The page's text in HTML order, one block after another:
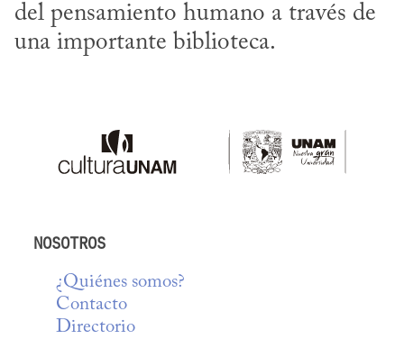
del pensamiento humano a través de
una importante biblioteca.
NOSOTROS
¿Quiénes somos?
Contacto
Directorio